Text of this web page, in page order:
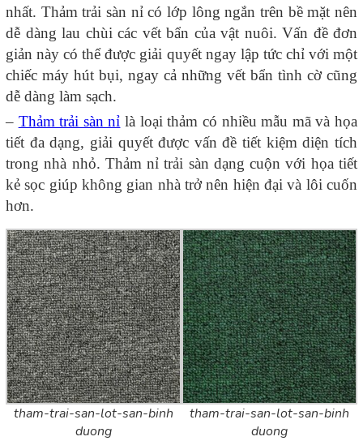
nhất. Thảm trải sàn nỉ có lớp lông ngắn trên bề mặt nên
dễ dàng lau chùi các vết bẩn của vật nuôi. Vấn đề đơn
giản này có thể được giải quyết ngay lập tức chỉ với một
chiếc máy hút bụi, ngay cả những vết bẩn tình cờ cũng
dễ dàng làm sạch.
– Thảm trải sàn nỉ là loại thảm có nhiều mẫu mã và họa
tiết đa dạng, giải quyết được vấn đề tiết kiệm diện tích
trong nhà nhỏ. Thảm nỉ trải sàn dạng cuộn với họa tiết
kẻ sọc giúp không gian nhà trở nên hiện đại và lôi cuốn
hơn.
tham-trai-san-lot-san-binh
duong
tham-trai-san-lot-san-binh
duong